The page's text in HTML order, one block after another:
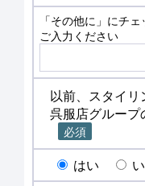
「その他に」にチ
ご入力ください
以前、スタイ
呉服店グループ
必須
はい